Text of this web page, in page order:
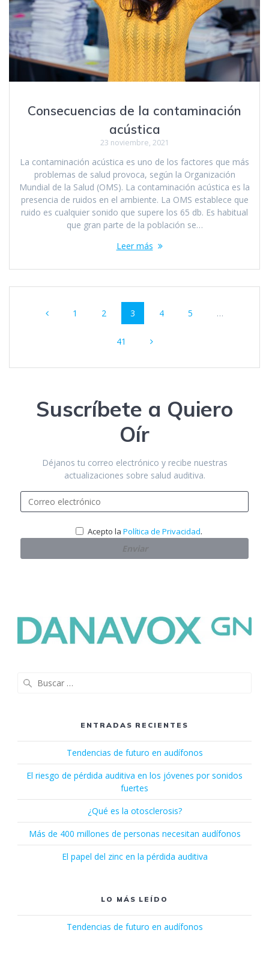
Consecuencias de la contaminación
acústica
23 noviembre, 2021
La contaminación acústica es uno de los factores que más
problemas de salud provoca, según la Organización
Mundial de la Salud (OMS). La contaminación acústica es la
presencia de ruidos en el ambiente. La OMS establece que
ruido es cualquier sonido que supere los 65 db. Es habitual
que gran parte de la población se…
Leer más
Navegación
Página
1 Página
2 Página
3 Página
4 Página
5 …
Página
41
Suscríbete a Quiero
Oír
Déjanos tu correo electrónico y recibe nuestras
actualizaciones sobre salud auditiva.
Acepto la Política de Privacidad.
ENTRADAS RECIENTES
Tendencias de futuro en audífonos
El riesgo de pérdida auditiva en los jóvenes por sonidos
fuertes
¿Qué es la otosclerosis?
Más de 400 millones de personas necesitan audífonos
El papel del zinc en la pérdida auditiva
LO MÁS LEÍDO
Tendencias de futuro en audífonos